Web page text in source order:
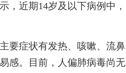
近期14岁及以下病例中，
症状有发热、咳嗽、流鼻
感。目前，人偏肺病毒尚无